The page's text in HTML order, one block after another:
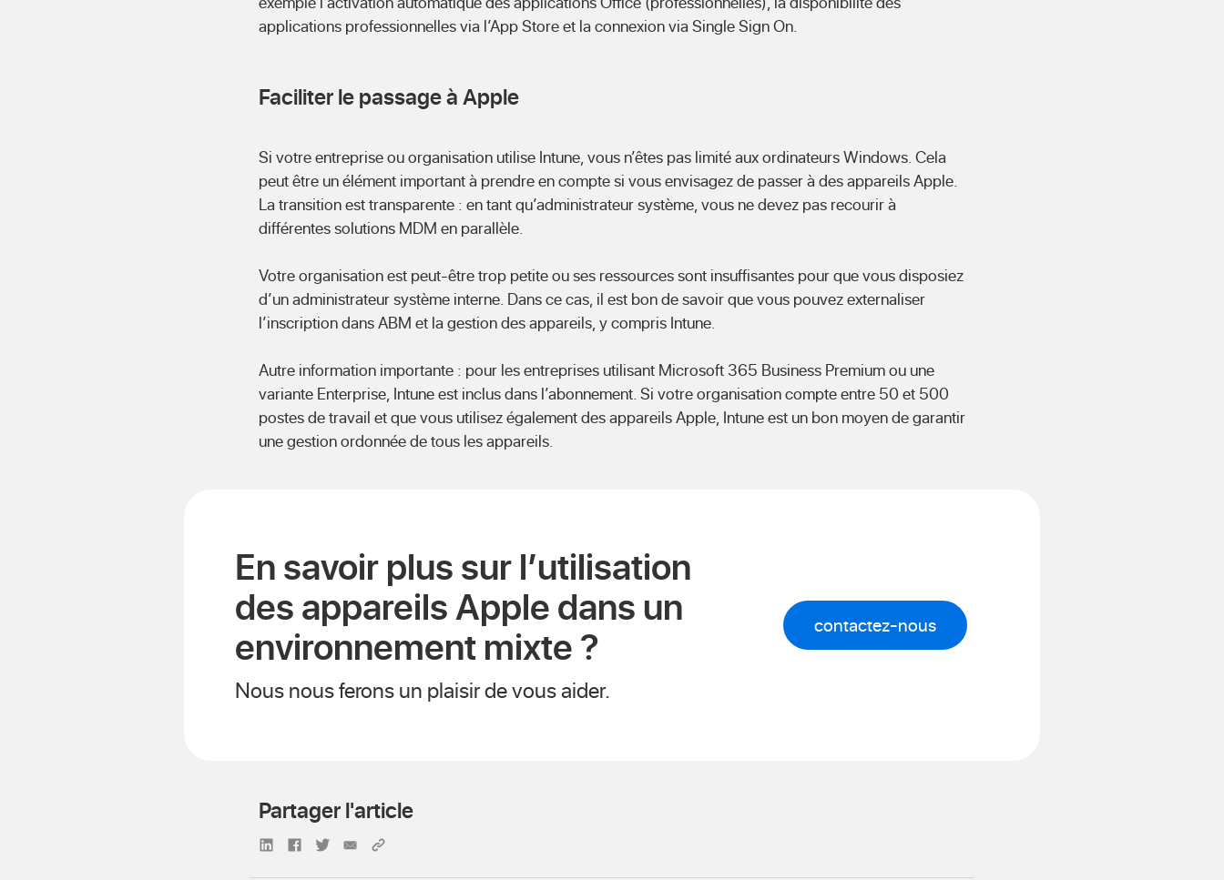
applications professionnelles via l’App Store et la connexion via Single Sign On.
Faciliter le passage à Apple
Si votre entreprise ou organisation utilise Intune, vous n’êtes pas limité aux ordinateurs Windows. Cela
peut être un élément important à prendre en compte si vous envisagez de passer à des appareils Apple.
La transition est transparente : en tant qu’administrateur système, vous ne devez pas recourir à
différentes solutions MDM en parallèle.
Votre organisation est peut-être trop petite ou ses ressources sont insuffisantes pour que vous disposiez
d’un administrateur système interne. Dans ce cas, il est bon de savoir que vous pouvez externaliser
l’inscription dans ABM et la gestion des appareils, y compris Intune.
Autre information importante : pour les entreprises utilisant Microsoft 365 Business Premium ou une
variante Enterprise, Intune est inclus dans l’abonnement. Si votre organisation compte entre 50 et 500
postes de travail et que vous utilisez également des appareils Apple, Intune est un bon moyen de garantir
une gestion ordonnée de tous les appareils.
En savoir plus sur l’utilisation
des appareils Apple dans un
environnement mixte ?
Nous nous ferons un plaisir de vous aider.
contactez-nous
Partager l'article
Partager sur LinkedIn
Partager sur Facebook
Partager sur Twitter
Partager par e-mail